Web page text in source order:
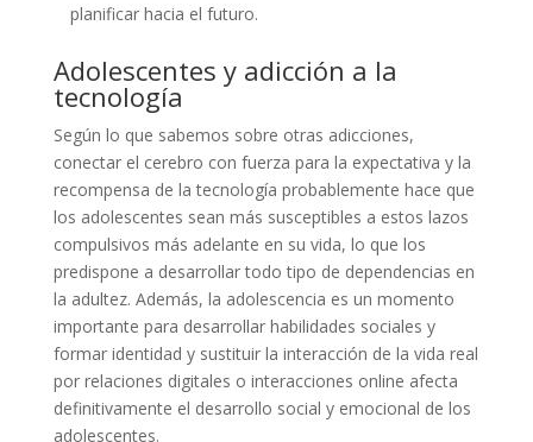
planificar hacia el futuro.
Adolescentes y adicción a la
tecnología
Según lo que sabemos sobre otras adicciones,
conectar el cerebro con fuerza para la expectativa y la
recompensa de la tecnología probablemente hace que
los adolescentes sean más susceptibles a estos lazos
compulsivos más adelante en su vida, lo que los
predispone a desarrollar todo tipo de dependencias en
la adultez. Además, la adolescencia es un momento
importante para desarrollar habilidades sociales y
formar identidad y sustituir la interacción de la vida real
por relaciones digitales o interacciones online afecta
definitivamente el desarrollo social y emocional de los
adolescentes.